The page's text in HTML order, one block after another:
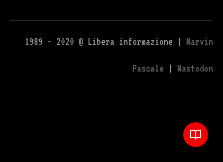
1989 - 2020 © Libera informazione | Marvin
Pascale | Mastodon